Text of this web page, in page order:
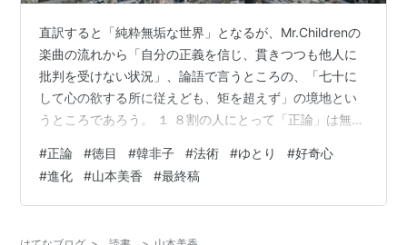
直訳すると「純粋無垢な世界」となるが、Mr.Childrenの
楽曲の流れから「自分の正義を信じ、貫きつつも他人に
批判を受けない状況」、論語で言うところの、「七十に
して心の欲する所に従えども、矩を超えず」の境地とい
うところであろう。 １ ８割の人にとって「正論」は無
かぶだろうか？ ① 目標を明確にする（Vision） ② 継続
する（Consistency） ③ ポジティブ思考を持つ
（Mindset） ④ 行動する（Action） ⑤ 学びを止めない
#正論 #徳目 #韓非子 #法術 #ゆとり #好奇心
#進化 #山本美香 #最終稿